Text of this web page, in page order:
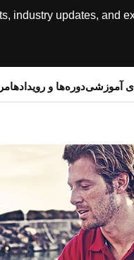
industry updates, and
آموزشیدوره‌ها و رویدادها